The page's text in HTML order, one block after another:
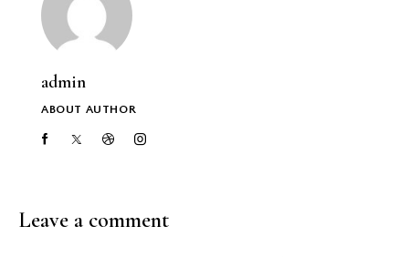
admin
ABOUT AUTHOR
Leave a comment